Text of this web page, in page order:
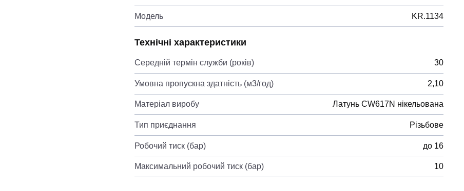
Модель KR.1134
Технічні характеристики
Середній термін служби (років) 30
Умовна пропускна здатність (м3/год) 2,10
Матеріал виробу Латунь CW617N нікельована
Тип приєднання Різьбове
Робочий тиск (бар) до 16
Максимальний робочий тиск (бар) 10